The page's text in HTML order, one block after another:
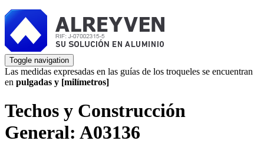
Toggle navigation
Las medidas expresadas en las guías de los troqueles se encuentran
en pulgadas y [milímetros]
Techos y Construcción
General: A03136